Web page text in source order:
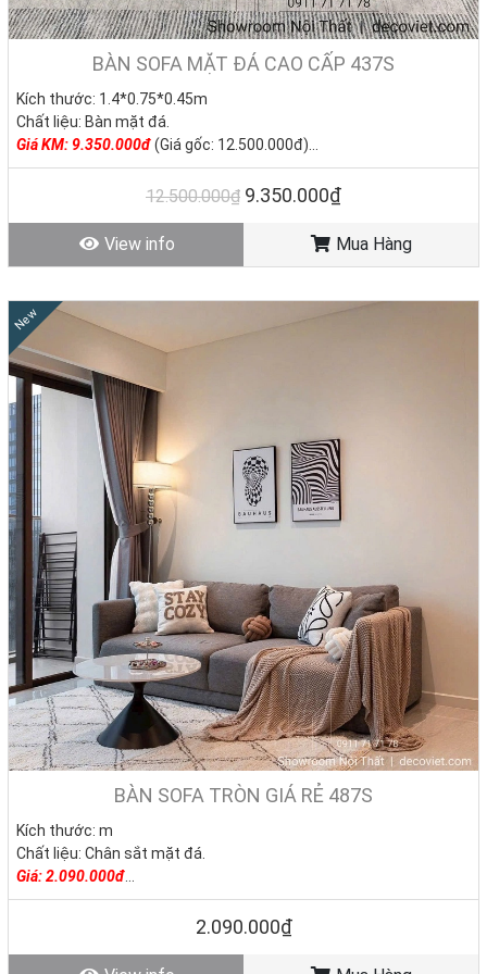
gian, khách hàng được mua trực tiếp với giá rẻ tại xưởng, cam kết
•Hơn 200+ mẫu bàn sofa có sẵn:
trà chữ nhật, bàn trà vuông, bàn trà xoay, đủ mẫu – đủ kiểu – đủ
màu sắc.
tân cổ điển, dễ dàng phối hợp với sofa vải, sofa da.
Chất liệu cao cấp, bền đẹp lâu dài:
Gỗ MDF, kính cường lực, mặt
đá cao cấp, chân inox mạ vàng,… đảm bảo độ bền và tính thẩm mỹ
vượt trội.
🚛 Giao hàng nhanh – toàn quốc:
• Nội thành TP.HCM, Bình Dương, Biên Hòa:24–48 giờ.
• Các tỉnh toàn quốc:
đúng hẹn.
Khách hàng nói gì khi mua bàn sofa tại Nhà Decor?
“Mình mua bàn sofa mặt đá tại showroom TP.HCM, giá rẻ hơn ngoài
BÀN SOFA MẶT ĐÁ CAO CẤP 437S
Kích thước: 1.4*0.75*0.45m
Chất liệu: Bàn mặt đá.
Giá KM: 9.350.000đ(Giá gốc: 12.500.000đ)
Tình trạng: Hàng mới - Còn hàng
12.500.000₫ 9.350.000₫
View info Mua Hàng
New
BÀN SOFA TRÒN GIÁ RẺ 487S
Kích thước: m
Chất liệu: Chân sắt mặt đá.
Giá: 2.090.000đ
Tình trạng: Hàng mới - Còn hàng
2.090.000₫